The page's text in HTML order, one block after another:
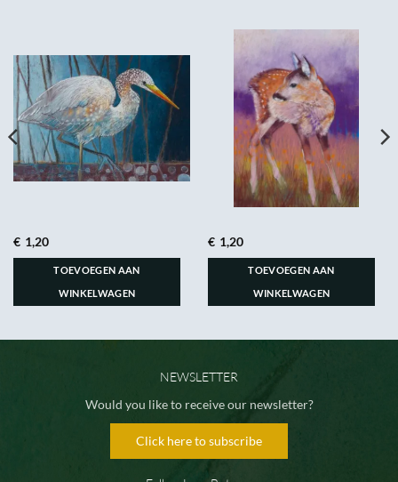
€ 1,20
TOEVOEGEN AAN
WINKELWAGEN
€ 1,20
TOEVOEGEN AAN
WINKELWAGEN
NEWSLETTER
Would you like to receive our newsletter?
Click here to subscribe